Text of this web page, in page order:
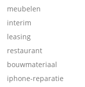
meubelen
interim
leasing
restaurant
bouwmateriaal
iphone-reparatie